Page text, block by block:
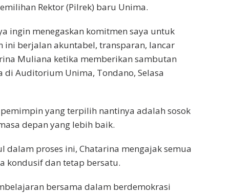
Rektor (Pilrek) baru Unima.
ingin menegaskan komitmen saya untuk
ini berjalan akuntabel, transparan, lancar
Muliana ketika memberikan sambutan
di Auditorium Unima, Tondano, Selasa
yang terpilih nantinya adalah sosok
depan yang lebih baik.
proses ini, Chatarina mengajak semua
kondusif dan tetap bersatu.
bersama dalam berdemokrasi